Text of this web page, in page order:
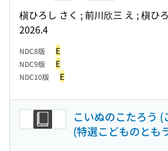
槇ひろし さく ; 前川欣三 え ; 槇ひ
2026.4
NDC8版 E
NDC9版 E
NDC10版 E
こいぬのこたろう
(特選こどものとも